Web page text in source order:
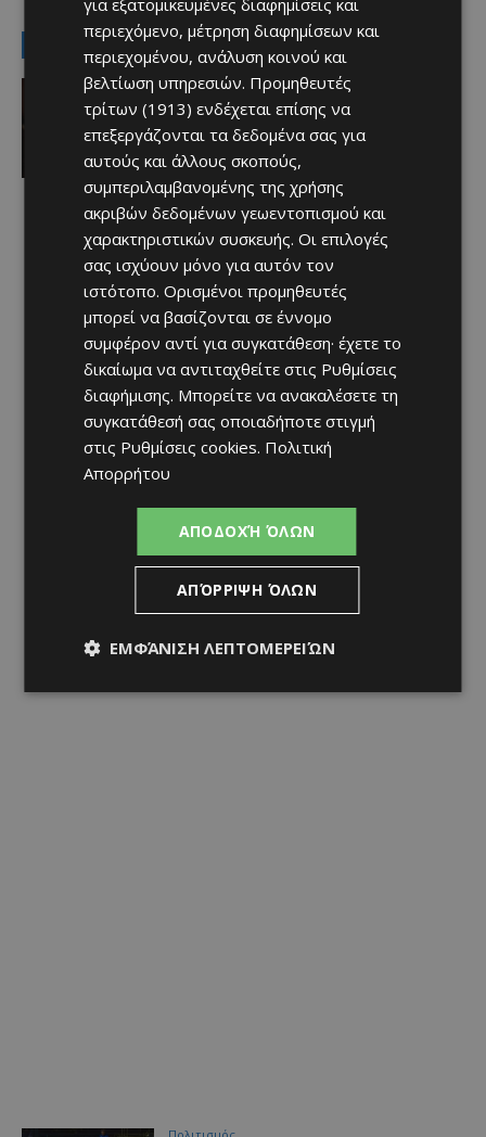
LATEST NEWS
Ειδήσεις
ΛΕΜΕΣΟΣ: Εντοπίστηκε κλεμμένο
αυτοκίνητο – χειροπέδες σε δύο
άτομα
Afentiko - 08/08/2026
για εξατομικευμένες διαφημίσεις και
περιεχόμενο, μέτρηση διαφημίσεων και
περιεχομένου, ανάλυση κοινού και
βελτίωση υπηρεσιών. Προμηθευτές
τρίτων (1913) ενδέχεται επίσης να
επεξεργάζονται τα δεδομένα σας για
αυτούς και άλλους σκοπούς,
συμπεριλαμβανομένης της χρήσης
ακριβών δεδομένων γεωεντοπισμού και
χαρακτηριστικών συσκευής. Οι επιλογές
σας ισχύουν μόνο για αυτόν τον
ιστότοπο. Ορισμένοι προμηθευτές
μπορεί να βασίζονται σε έννομο
συμφέρον αντί για συγκατάθεση· έχετε το
δικαίωμα να αντιταχθείτε στις Ρυθμίσεις
διαφήμισης. Μπορείτε να ανακαλέσετε τη
συγκατάθεσή σας οποιαδήποτε στιγμή
στις Ρυθμίσεις cookies. Πολιτική
Απορρήτου
ΑΠΟΔΟΧΉ ΌΛΩΝ
ΑΠΌΡΡΙΨΗ ΌΛΩΝ
ΕΜΦΆΝΙΣΗ ΛΕΠΤΟΜΕΡΕΙΏΝ